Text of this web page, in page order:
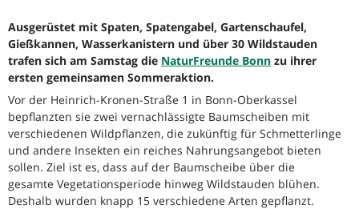
Ausgerüstet mit Spaten, Spatengabel, Gartenschaufel,
Gießkannen, Wasserkanistern und über 30 Wildstauden
trafen sich am Samstag die NaturFreunde Bonn zu ihrer
ersten gemeinsamen Sommeraktion.
Vor der Heinrich-Kronen-Straße 1 in Bonn-Oberkassel
bepflanzten sie zwei vernachlässigte Baumscheiben mit
verschiedenen Wildpflanzen, die zukünftig für Schmetterlinge
und andere Insekten ein reiches Nahrungsangebot bieten
sollen. Ziel ist es, dass auf der Baumscheibe über die
gesamte Vegetationsperiode hinweg Wildstauden blühen.
Deshalb wurden knapp 15 verschiedene Arten gepflanzt.